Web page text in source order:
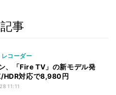
事
コーダー
、「Fire TV」の新モデル発
HDR対応で8,980円
11:11